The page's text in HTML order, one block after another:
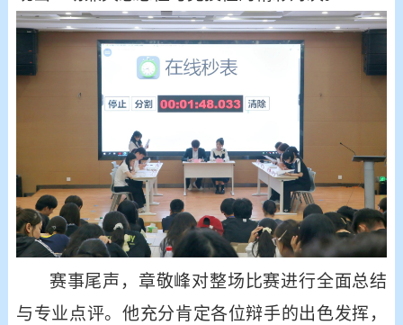
赛事尾声，章敬峰对整场比赛进行全面总结
与专业点评。他充分肯定各位辩手的出色发挥，